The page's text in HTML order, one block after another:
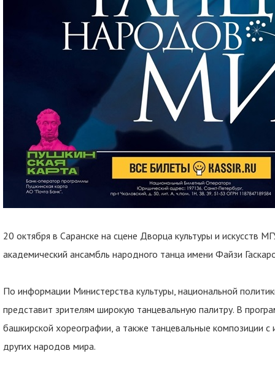
20 октября в Саранске на сцене Дворца культуры и искусств
академический ансамбль народного танца имени Файзи
По информации Министерства культуры, национальной
представит зрителям широкую танцевальную палитру. В
башкирской хореографии, а также танцевальные композиции с
других народов мира.